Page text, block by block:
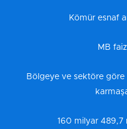
Kömür esnaf
MB
Bölgeye ve sektöre göre
160 milyar 489,7